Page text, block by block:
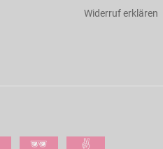
Widerruf erklären